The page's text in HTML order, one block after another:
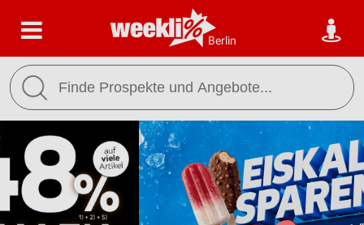
Berlin